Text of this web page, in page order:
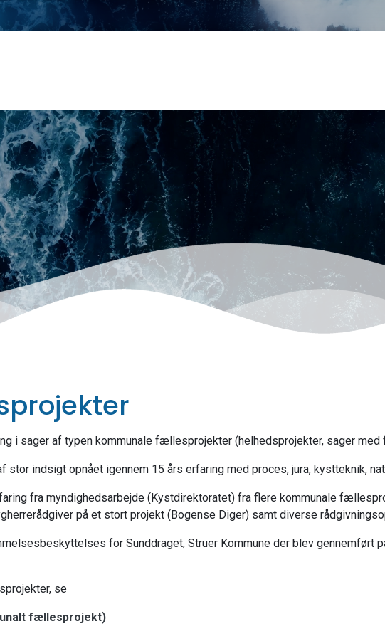
i sager af typen kommunale fællesprojekter (helhedsprojekter, sager med
stor indsigt opnået igennem 15 års erfaring med proces, jura, kystteknik,
fra myndighedsarbejde (Kystdirektoratet) fra flere kommunale
på et stort projekt (Bogense Diger) samt diverse
for Sunddraget, Struer Kommune der blev gennemført
se
fællesprojekt)